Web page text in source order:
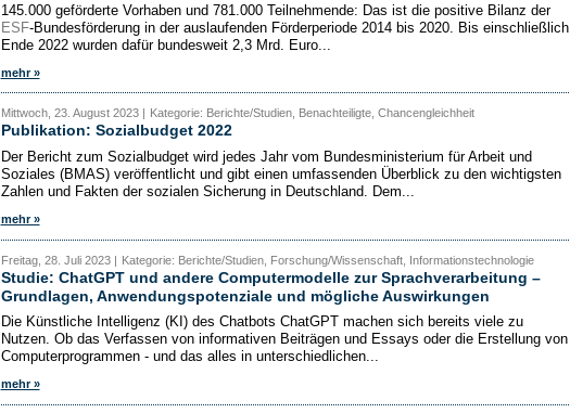
145.000 geförderte Vorhaben und 781.000 Teilnehmende: Das ist die positive Bilanz der
ESF-Bundesförderung in der auslaufenden Förderperiode 2014 bis 2020. Bis einschließlich
Ende 2022 wurden dafür bundesweit 2,3 Mrd. Euro...
mehr »
Mittwoch, 23. August 2023 | Kategorie: Berichte/Studien, Benachteiligte, Chancengleichheit
Publikation: Sozialbudget 2022
Der Bericht zum Sozialbudget wird jedes Jahr vom Bundesministerium für Arbeit und
Soziales (BMAS) veröffentlicht und gibt einen umfassenden Überblick zu den wichtigsten
Zahlen und Fakten der sozialen Sicherung in Deutschland. Dem...
mehr »
Freitag, 28. Juli 2023 | Kategorie: Berichte/Studien, Forschung/Wissenschaft, Informationstechnologie
Studie: ChatGPT und andere Computermodelle zur Sprachverarbeitung –
Grundlagen, Anwendungspotenziale und mögliche Auswirkungen
Die Künstliche Intelligenz (KI) des Chatbots ChatGPT machen sich bereits viele zu
Nutzen. Ob das Verfassen von informativen Beiträgen und Essays oder die Erstellung von
Computerprogrammen - und das alles in unterschiedlichen...
mehr »